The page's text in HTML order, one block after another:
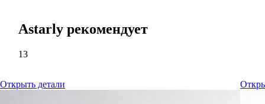
Astarly рекомендует
13
Открыть детали